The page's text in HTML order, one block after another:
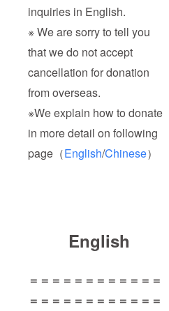
inquiries in English.
※ We are sorry to tell you
that we do not accept
cancellation for donation
from overseas.
※We explain how to donate
in more detail on following
page（English/Chinese）
English
＝＝＝＝＝＝＝＝＝＝＝＝
＝＝＝＝＝＝＝＝＝＝＝＝